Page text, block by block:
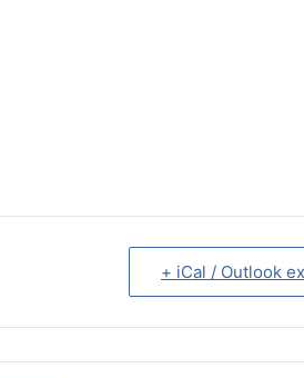
+ iCal / Outlook